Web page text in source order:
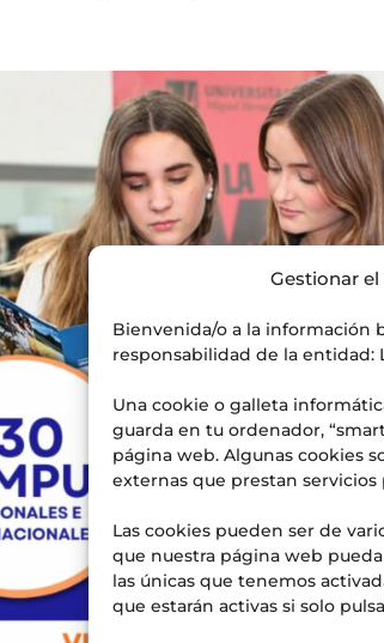
Gestionar
Bienvenida/o a la información
responsabilidad de la entidad:
Una cookie o galleta
guarda en tu ordenador,
página web. Algunas cookies
externas que prestan servicios
Las cookies pueden ser de
que nuestra página web
las únicas que tenemos
que estarán activas si solo